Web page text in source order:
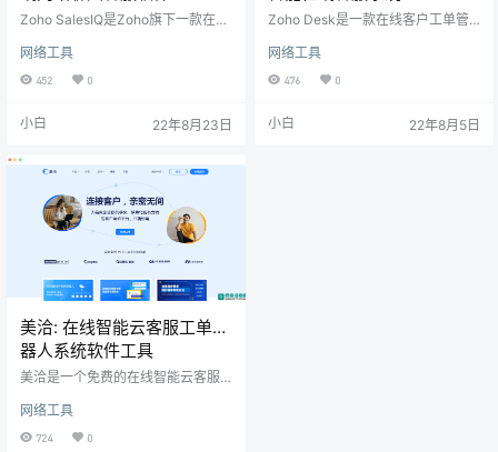
Zoho SalesIQ是Zoho旗下一款在线
时聊天软件为潜在客户和客户提供
满意的体验工具，可以帮助你在整
您的潜在客户和客户建立更好的关
网络工具
452 0
小白 22年8月23日
Zoho Desk是一款在线客户工单管
户提供优质的售后服务支持，持续
提升客户满意度和忠诚度。它是业
越同行。
网络工具
476 0
小白 22年8月5日
美洽: 在线智能云客服工单机
器人系统软件工具
美洽是一个免费的在线智能云客服
动 SaaS 服务工具。目前美洽拥有
在线客服、呼叫中心、客服机器
人、工单系统和营销机器人 等产
网络工具
724 0